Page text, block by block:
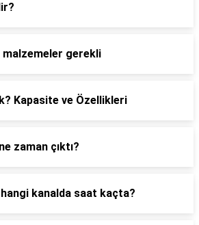
malzemeler gerekli
Kapasite ve Özellikleri
zaman çıktı?
kanalda saat kaçta?